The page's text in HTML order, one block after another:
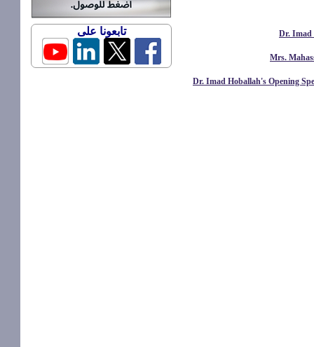
20111121 - Dr. Imad Hoballah's
تابعونا على